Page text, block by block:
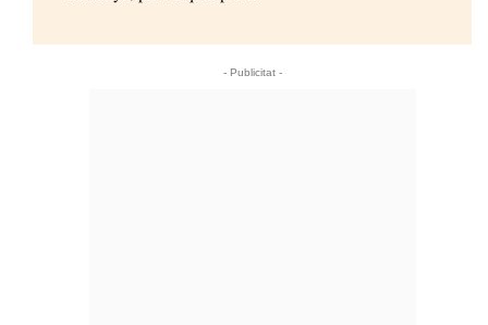
- Publicitat -